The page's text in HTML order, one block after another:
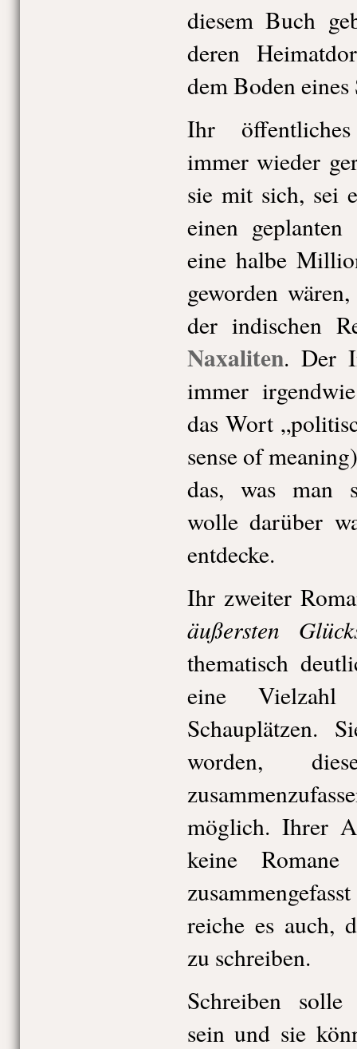
diesem Buch
deren
dem Boden eines
Ihr
immer wieder
sie mit sich, sei
einen
eine halbe
geworden
der indischen
Naxaliten. Der
immer
das Wort
sense of
das, was man
wolle darüber
entdecke.
Ihr zweiter
äußersten
thematisch
eine
Schauplätzen.
worden,
möglich. Ihrer
keine
reiche es auch,
zu schreiben.
Schreiben solle
sein und sie